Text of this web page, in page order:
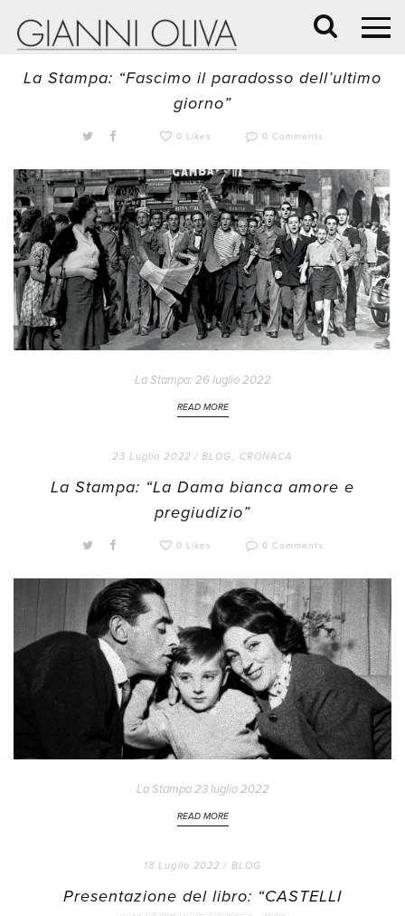
26 Luglio 2022 /BLOG,
La Stampa: “Fascimo il paradosso dell’ultimo
giorno”
0 Likes 0 Comments
La Stampa: 26 luglio 2022
READ MORE
23 Luglio 2022 /BLOG, CRONACA
La Stampa: “La Dama bianca amore e
pregiudizio”
0 Likes 0 Comments
La Stampa 23 luglio 2022
READ MORE
18 Luglio 2022 / BLOG
Presentazione del libro: “CASTELLI